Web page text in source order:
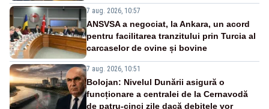
7 aug. 2026, 10:57
ANSVSA a negociat, la Ankara, un acord
pentru facilitarea tranzitului prin Turcia al
carcaselor de ovine și bovine
7 aug. 2026, 10:51
Bolojan: Nivelul Dunării asigură o
funcționare a centralei de la Cernavodă
de patru-cinci zile dacă debitele vor